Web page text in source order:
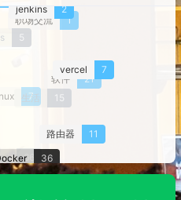
职场交流 1
软件
21
7
jenkins 2
vercel 7
路由器 11
66
5
生活 15
36